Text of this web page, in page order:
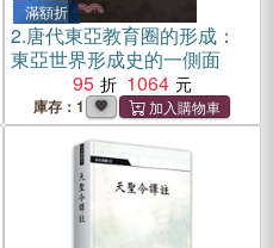
滿額折
2.唐代東亞教育圈的形成：
東亞世界形成史的一側面
95
1064
庫存：1